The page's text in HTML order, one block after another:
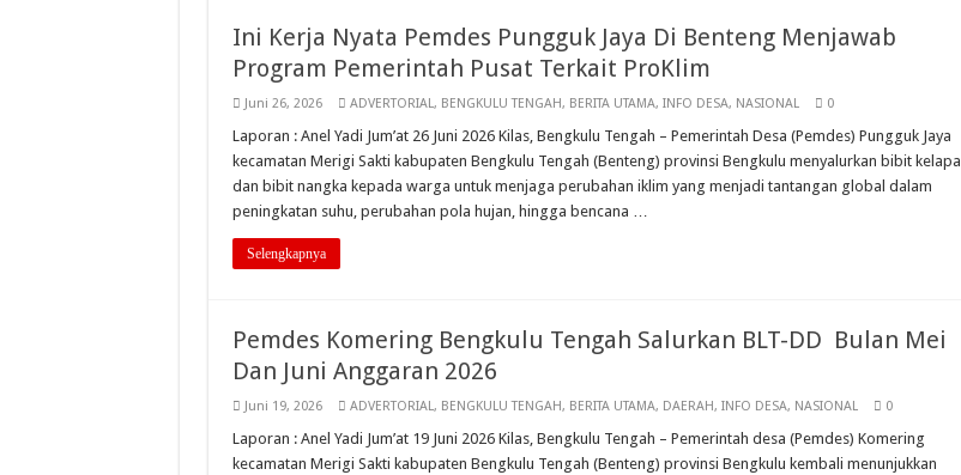
Ini Kerja Nyata Pemdes Pungguk Jaya Di Benteng Menjawab
Program Pemerintah Pusat Terkait ProKlim
Juni 26, 2026 ADVERTORIAL, BENGKULU TENGAH, BERITA UTAMA, INFO DESA, NASIONAL 0
Laporan : Anel Yadi Jum’at 26 Juni 2026 Kilas, Bengkulu Tengah – Pemerintah Desa (Pemdes) Pungguk Jaya
kecamatan Merigi Sakti kabupaten Bengkulu Tengah (Benteng) provinsi Bengkulu menyalurkan bibit kelapa
dan bibit nangka kepada warga untuk menjaga perubahan iklim yang menjadi tantangan global dalam
peningkatan suhu, perubahan pola hujan, hingga bencana …
Selengkapnya
Pemdes Komering Bengkulu Tengah Salurkan BLT-DD Bulan Mei
Dan Juni Anggaran 2026
Juni 19, 2026 ADVERTORIAL, BENGKULU TENGAH, BERITA UTAMA, DAERAH, INFO DESA, NASIONAL 0
Laporan : Anel Yadi Jum’at 19 Juni 2026 Kilas, Bengkulu Tengah – Pemerintah desa (Pemdes) Komering
kecamatan Merigi Sakti kabupaten Bengkulu Tengah (Benteng) provinsi Bengkulu kembali menunjukkan